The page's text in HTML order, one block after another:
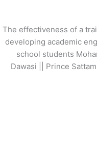
The effectiveness of a
developing academic
school students
Dawasi || Prince